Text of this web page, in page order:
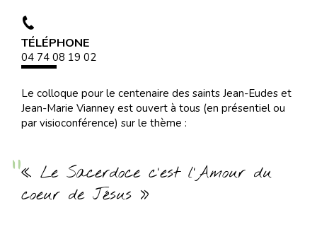
TÉLÉPHONE
04 74 08 19 02
Le colloque pour le centenaire des saints Jean-Eudes et
Jean-Marie Vianney est ouvert à tous (en présentiel ou
par visioconférence) sur le thème :
« Le Sacerdoce c’est l’Amour du
coeur de Jésus »